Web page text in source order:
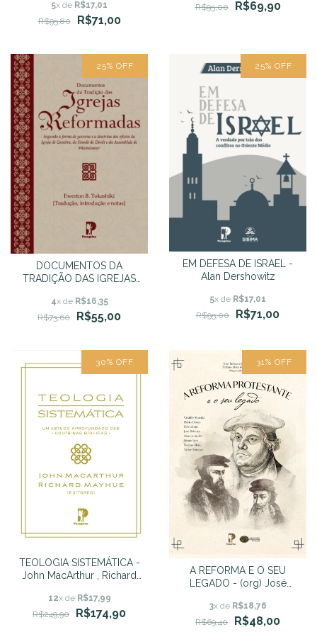
5x de R$17,01
R$95,80
R$71,00
R$95,00
R$69,90
25% OFF
DOCUMENTOS DA
TRADIÇÃO DAS IGREJAS
4x de R$16,35
R$73,60
R$55,00
25% OFF
EM DEFESA DE ISRAEL -
Alan Dershowitz
5x de R$17,01
R$95,00
R$71,00
30% OFF
TEOLOGIA SISTEMÁTICA -
John MacArthur , Richard
12x de R$17,99
R$249,90
R$174,90
31% OFF
A REFORMA E O SEU
LEGADO - (org) José
Stefano Alves dos Santos
3x de R$18,76
R$69,40
R$48,00